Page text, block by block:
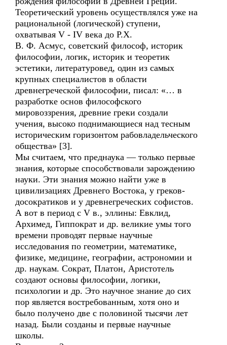
Теоретический уровень осуществлялся уже на
рациональной (логической) ступени,
охватывая V - IV века до Р.Х.
В. Ф. Асмус, советский философ, историк
философии, логик, историк и теоретик
эстетики, литературовед, один из самых
крупных специалистов в области
древнегреческой философии, писал: «… в
разработке основ философского
мировоззрения, древние греки создали
учения, высоко поднимающиеся над тесным
историческим горизонтом рабовладельческого
общества» [3].
Мы считаем, что преднаука — только первые
знания, которые способствовали зарождению
науки. Эти знания можно найти уже в
цивилизациях Древнего Востока, у греков-
досократиков и у древнегреческих софистов.
А вот в период с V в., эллины: Евклид,
Архимед, Гиппократ и др. великие умы того
времени проводят первые научные
исследования по геометрии, математике,
физике, медицине, географии, астрономии и
др. наукам. Сократ, Платон, Аристотель
создают основы философии, логики,
психологии и др. Это научное знание до сих
пор является востребованным, хотя оно и
было получено две с половиной тысячи лет
назад. Были созданы и первые научные
школы.